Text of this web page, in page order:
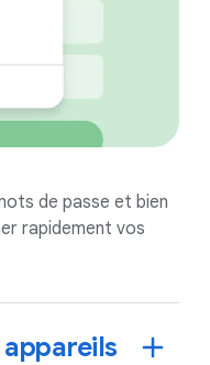
de passe et bien
rapidement vos